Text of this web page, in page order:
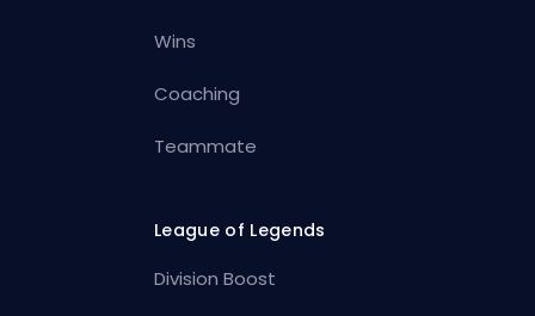
Wins
Coaching
Teammate
League of Legends
Division Boost